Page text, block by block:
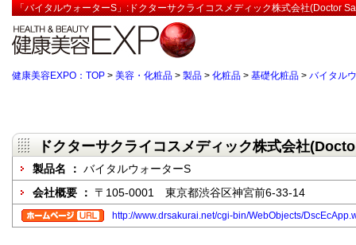
「バイタルウォーターS」:ドクターサクライコスメディック株式会社(Doctor
健康美容EXPO：TOP > 美容・化粧品 > 製品 > 化粧品 > 基礎化粧品 > バイタル
ドクターサクライコスメディック株式会社
製品名 ： バイタルウォーターS
会社概要 ： 〒105-0001 東京都渋谷区神宮前6-33-14
http://www.drsakurai.net/cgi-bin/WebObjects/